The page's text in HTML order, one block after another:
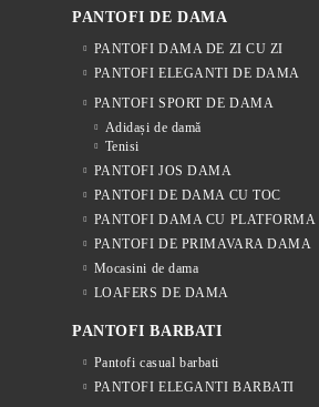
PANTOFI DE DAMA
PANTOFI DAMA DE ZI CU ZI
PANTOFI ELEGANTI DE DAMA
PANTOFI SPORT DE DAMA
Adidași de damă
Tenisi
PANTOFI JOS DAMA
PANTOFI DE DAMA CU TOC
PANTOFI DAMA CU PLATFORMA
PANTOFI DE PRIMAVARA DAMA
Mocasini de dama
LOAFERS DE DAMA
PANTOFI BARBATI
Pantofi casual barbati
PANTOFI ELEGANTI BARBATI